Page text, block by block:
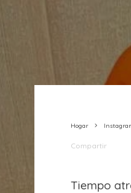
Hogar
Compartir
Tiempo